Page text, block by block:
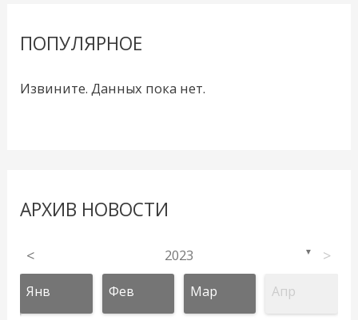
ПОПУЛЯРНОЕ
Извините. Данных пока нет.
АРХИВ НОВОСТИ
< 2023 ▼ >
Янв Фев Мар Апр